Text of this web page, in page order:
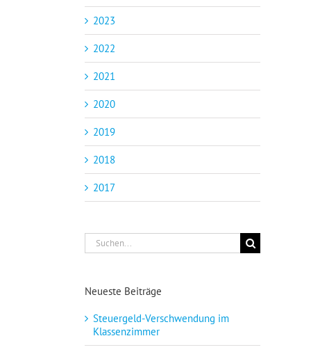
2023
2022
2021
2020
2019
2018
2017
Suche
nach:
Neueste Beiträge
Steuergeld-Verschwendung im
Klassenzimmer